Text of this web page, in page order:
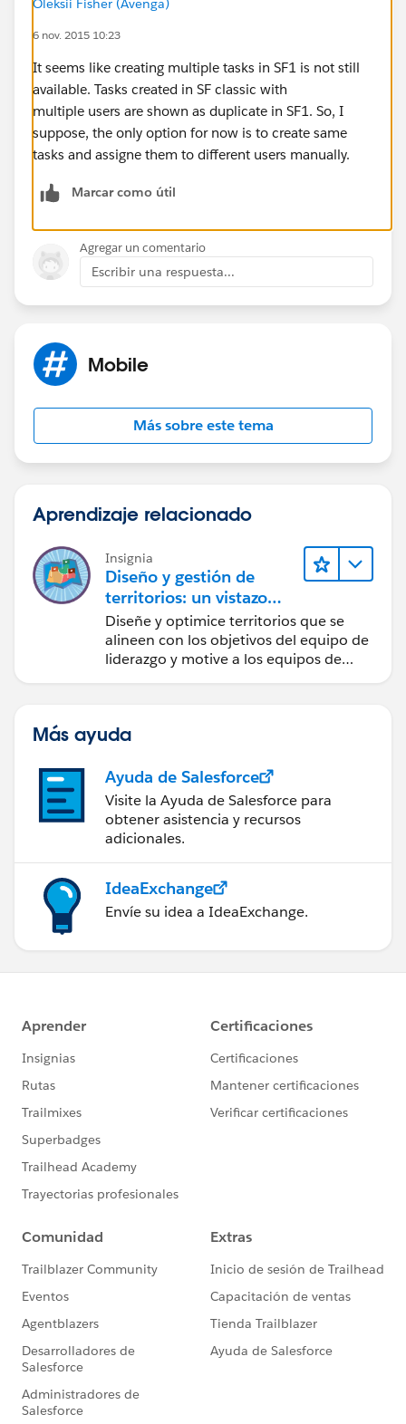
Oleksii Fisher (Avenga)
6 nov. 2015 10:23
It seems like creating multiple tasks in SF1 is not still
available. Tasks created in SF classic with
multiple users are shown as duplicate in SF1. So, I
suppose, the only option for now is to create same
tasks and assigne them to different users manually.
Marcar como útil
Agregar un comentario
Escribir una respuesta...
Mobile
Más sobre este tema
Aprendizaje relacionado
Insignia
Diseño y gestión de
territorios: un vistazo
rápido
Diseñe y optimice territorios que se
alineen con los objetivos del equipo de
liderazgo y motive a los equipos de
Más ayuda
Ayuda de Salesforce
Visite la Ayuda de Salesforce para
obtener asistencia y recursos
adicionales.
IdeaExchange
Envíe su idea a IdeaExchange.